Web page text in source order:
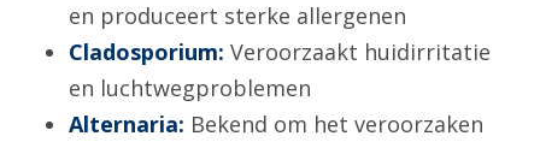
en produceert sterke allergenen
Cladosporium: Veroorzaakt huidirritatie
en luchtwegproblemen
Alternaria: Bekend om het veroorzaken